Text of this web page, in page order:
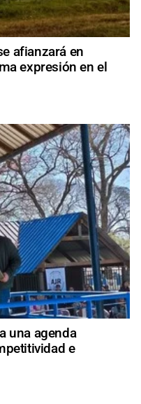
afianzará en
expresión en el
una agenda
e